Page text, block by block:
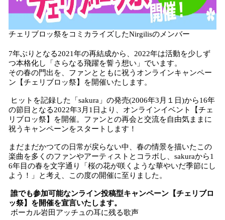
チェリブロッ祭をコミカライズしたNirgilisのメンバー
7年ぶりとなる2021年の再結成から、2022年は活動を少しず
つ本格化し「さらなる飛躍を誓う想い」でいます。
その春の門出を、ファンとともに祝うオンラインキャンペー
ン【チェリブロッ祭】を開催いたします。
ヒットを記録した「sakura」の発売(2006年3月１日)から16年
の節目となる2022年3月1日より、オンラインイベント【チェ
リブロッ祭】を開催。ファンとの再会と交流を自由気ままに
祝うキャンペーンをスタートします！
まだまだかつての日常が戻らない中、春の情景を描いたこの
楽曲を多くのファンやアーティストとコラボし、sakuraから1
6年目の春を文字通り「桜の花が咲くような華やいだ季節にし
よう！」と考え、この度の開催に至りました。
誰でも参加可能なンライン投稿型キャンペーン【チェリブロ
ッ祭】を開催を宣言いたします。
ボーカル岩田アッチュの耳に残る歌声